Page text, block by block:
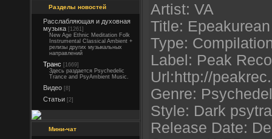
Разделы новостей
Расслабляющая и духовная
музыка [1261]
New Age Ethnic Meditation Folk
Instrumental Classical Ambient +
релизы других музыкальных
направлений
Транс [1669]
Здесь раздается Psychedelic
Trance and PsyAmbient Music.
Видео [8]
Статьи [2]
Мини-чат
Artist: VA
Title: Epeakurean
Type:
Label: Peak
Url:http://
Genre:
Style: Dark
Release Date: